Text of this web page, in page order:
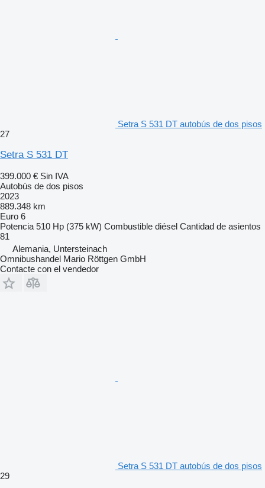
Setra S 531 DT autobús de dos pisos
27
Setra S 531 DT
399.000 € Sin IVA
Autobús de dos pisos
2023
889.348 km
Euro 6
Potencia 510 Hp (375 kW) Combustible diésel Cantidad de asientos
81
Alemania, Untersteinach
Omnibushandel Mario Röttgen GmbH
Contacte con el vendedor
Setra S 531 DT autobús de dos pisos
29